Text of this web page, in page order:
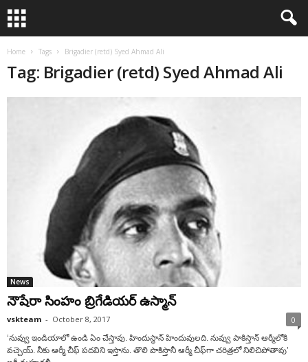
Home Tags Brigadier (retd) Syed Ahmad Ali
Tag: Brigadier (retd) Syed Ahmad Ali
News
నౌషేరా సింహం బ్రిగేడియర్‌ ఉస్మాన్‌
vskteam - October 8, 2017 0
‘నువ్వు ఇండియాలో ఉండి ఏం చేస్తావు. హిందుస్థాన్‌ హిందువులది. నువ్వు పాకిస్తాన్‌ ఆర్మీలోకి
వచ్చెయ్‌. నీకు ఆర్మీ చీఫ్‌ పదవిని ఇస్తాను. తొలి పాకిస్తానీ ఆర్మీ చీఫ్‌గా చరిత్రలో నిలిచిపోతావు’